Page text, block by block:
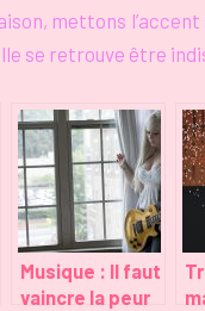
mettons
se retrouve être
Musique : Il faut
vaincre la peur